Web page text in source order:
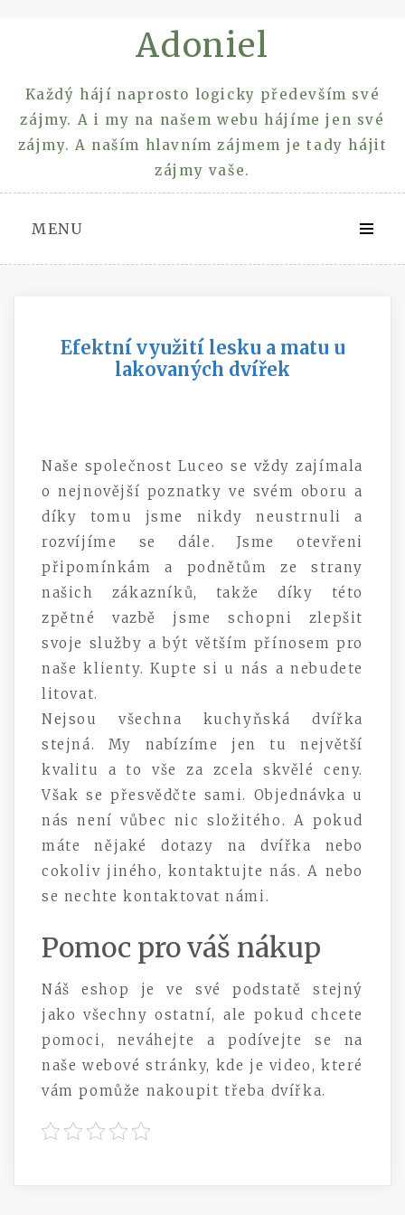
Adoniel
Každý hájí naprosto logicky především své
zájmy. A i my na našem webu hájíme jen své
zájmy. A naším hlavním zájmem je tady hájit
zájmy vaše.
MENU
Efektní využití lesku a matu u
lakovaných dvířek
Naše společnost Luceo se vždy zajímala
o nejnovější poznatky ve svém oboru a
díky tomu jsme nikdy neustrnuli a
rozvíjíme se dále. Jsme otevřeni
připomínkám a podnětům ze strany
našich zákazníků, takže díky této
zpětné vazbě jsme schopni zlepšit
svoje služby a být větším přínosem pro
naše klienty. Kupte si u nás a nebudete
litovat.
Nejsou všechna kuchyňskádvířka
stejná. My nabízíme jen tu největší
kvalitu a to vše za zcela skvělé ceny.
Však se přesvědčte sami. Objednávka u
nás není vůbec nic složitého. A pokud
máte nějaké dotazy na dvířka nebo
cokoliv jiného, kontaktujte nás. A nebo
se nechte kontaktovat námi.
Pomoc pro váš nákup
Náš eshop je ve své podstatě stejný
jako všechny ostatní, ale pokud chcete
pomoci, neváhejte a podívejte se na
naše webové stránky, kde je video, které
vám pomůže nakoupit třeba dvířka.